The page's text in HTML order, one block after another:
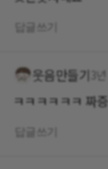
웃음만들기 3
ㅋㅋㅋㅋㅋㅋ 짜